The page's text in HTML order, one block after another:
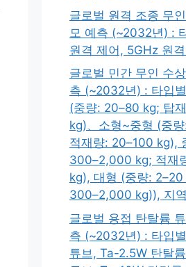
글로벌 원격 조종 무
모 예측 (~2032년) :
원격 제어, 5GHz 원
글로벌 민간 무인 수
측 (~2032년) : 타입
(중량: 20–80 kg; 탑
kg)、소형~중형 (중
적재량: 20–100 kg),
300–2,000 kg; 적재
kg), 대형 (중량:
300–2,000 kg)), 지
글로벌 용접 탄탈륨
측 (~2032년) : 타입
튜브, Ta-2.5W 탄탈